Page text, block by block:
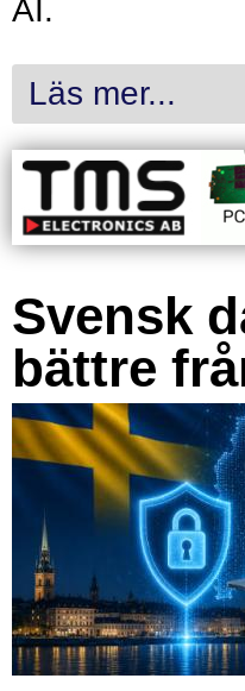
AI.
Läs mer...
Svensk
bättre